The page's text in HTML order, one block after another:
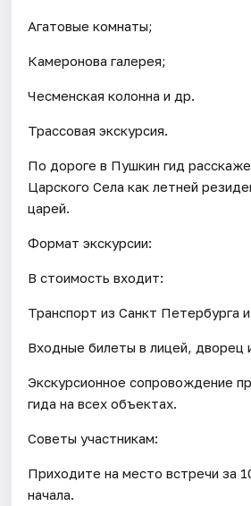
Агатовые комнаты;
Камеронова галерея;
Чесменская колонна и др.
Трассовая экскурсия.
По дороге в Пушкин гид
Царского Села как летней
царей.
Формат экскурсии:
В стоимость входит:
Транспорт из Санкт Петербурга
Входные билеты в лицей, дворец
Экскурсионное сопровождение
гида на всех объектах.
Советы участникам:
Приходите на место встречи за
начала.